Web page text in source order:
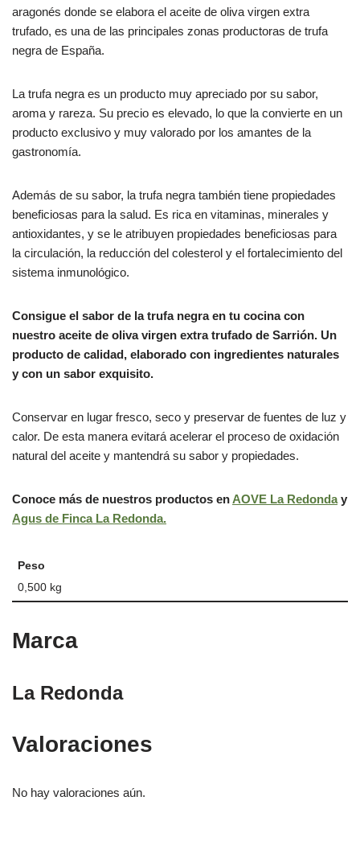
aragonés donde se elabora el aceite de oliva virgen extra
trufado, es una de las principales zonas productoras de trufa
negra de España.
La trufa negra es un producto muy apreciado por su sabor,
aroma y rareza. Su precio es elevado, lo que la convierte en un
producto exclusivo y muy valorado por los amantes de la
gastronomía.
Además de su sabor, la trufa negra también tiene propiedades
beneficiosas para la salud. Es rica en vitaminas, minerales y
antioxidantes, y se le atribuyen propiedades beneficiosas para
la circulación, la reducción del colesterol y el fortalecimiento del
sistema inmunológico.
Consigue el sabor de la trufa negra en tu cocina con
nuestro aceite de oliva virgen extra trufado de Sarrión. Un
producto de calidad, elaborado con ingredientes naturales
y con un sabor exquisito.
Conservar en lugar fresco, seco y preservar de fuentes de luz y
calor. De esta manera evitará acelerar el proceso de oxidación
natural del aceite y mantendrá su sabor y propiedades.
Conoce más de nuestros productos en AOVE La Redonday
Agus de Finca La Redonda.
Peso
0,500 kg
Marca
La Redonda
Valoraciones
No hay valoraciones aún.